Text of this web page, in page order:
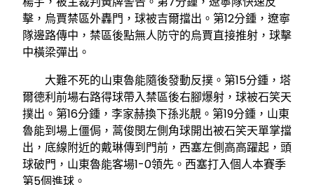
擊，烏賈禁區外轟門，球被吉爾擋出。第12分鍾，遼寧
隊邊路傳中，禁區後點無人防守的烏賈直接推射，球擊
中橫梁彈出。
大難不死的山東魯能隨後發動反撲。第15分鍾，塔
爾德利前場右路得球帶入禁區後右腳爆射，球被石笑天
撲出。第16分鍾，李家赫換下孫兆靚。第19分鍾，山東
魯能到場上僵侷，蒿俊閔左側角球開出被石笑天單掌擋
出，底線附近的戴琳傳到門前，西塞左側高高躍起，頭
球破門，山東魯能客場1-0領先。西塞打入個人本賽季
第5個進球。